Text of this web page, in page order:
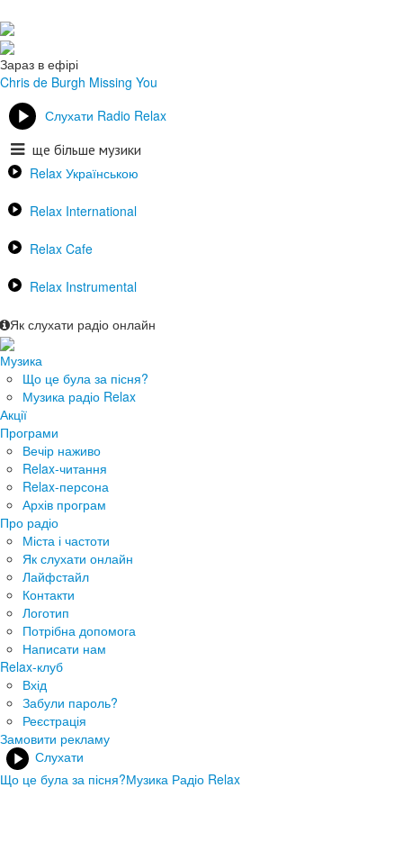
Зараз в ефірі
Chris de Burgh Missing You
Слухати Radio Relax
ще більше музики
Relax Українською
Relax International
Relax Cafe
Relax Instrumental
Як слухати радіо онлайн
Музика
Що це була за пісня?
Музика радіо Relax
Акції
Програми
Вечір наживо
Relax-читання
Relax-персона
Архів програм
Про радіо
Міста і частоти
Як слухати онлайн
Лайфстайл
Контакти
Логотип
Потрібна допомога
Написати нам
Relax-клуб
Вхід
Забули пароль?
Реєстрація
Замовити рекламу
Слухати
Що це була за пісня?Музика Радіо Relax